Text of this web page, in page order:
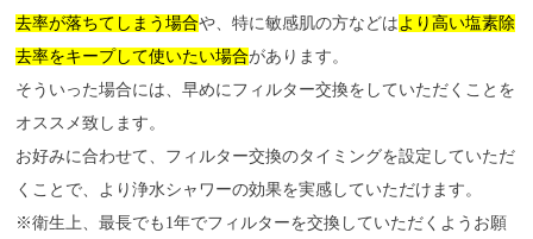
去率が落ちてしまう場合や、特に敏感肌の方などは より高い塩素除
去率をキープして使いたい場合があります。
そういった場合には、早めにフィルター交換をしていただくことを
オススメ致します。
お好みに合わせて、フィルター交換のタイミングを設定していただ
くことで、より浄水シャワーの効果を実感していただけます。
※衛生上、最長でも1年でフィルターを交換していただくようお願